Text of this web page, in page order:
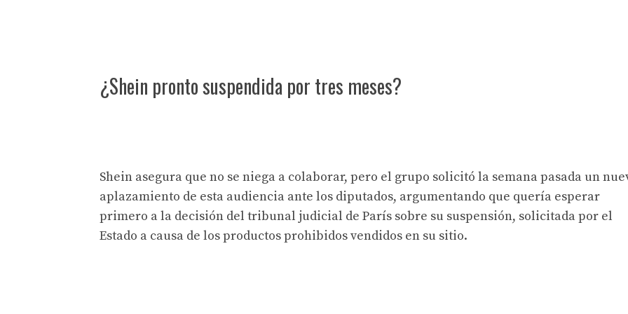
¿Shein pronto suspendida por tres meses?
Shein asegura que no se niega a colaborar, pero el grupo solicitó la semana pasada un
aplazamiento de esta audiencia ante los diputados, argumentando que quería esperar
primero a la decisión del tribunal judicial de París sobre su suspensión, solicitada por el
Estado a causa de los productos prohibidos vendidos en su sitio.